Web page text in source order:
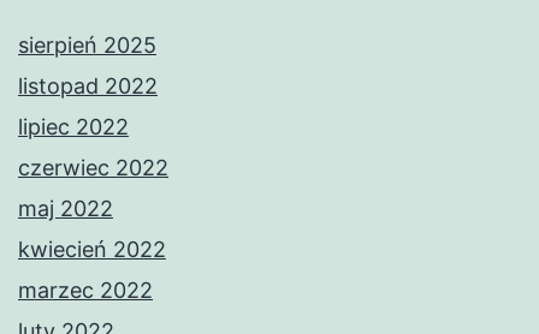
sierpień 2025
listopad 2022
lipiec 2022
czerwiec 2022
maj 2022
kwiecień 2022
marzec 2022